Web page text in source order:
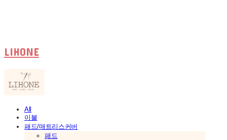
LIHONE
All
이불
패드/매트리스커버
패드